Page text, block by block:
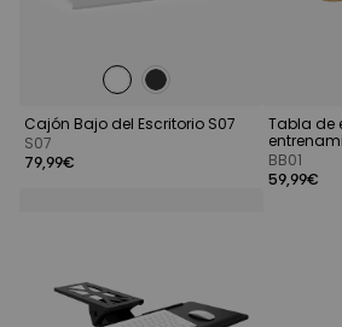
Cajón Bajo del Escritorio S07
S07
79,99€
Tabla de
BB01
59,99€